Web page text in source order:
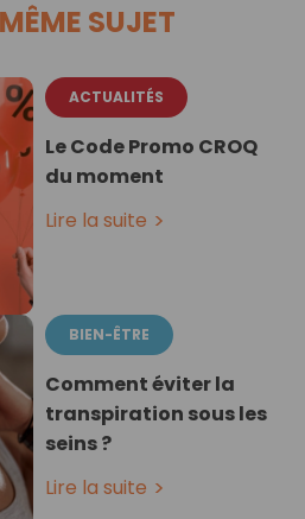
SUJET
ACTUALITÉS
Le Code Promo CROQ
du moment
Lire la suite
BIEN-ÊTRE
Comment éviter la
transpiration sous les
seins ?
Lire la suite